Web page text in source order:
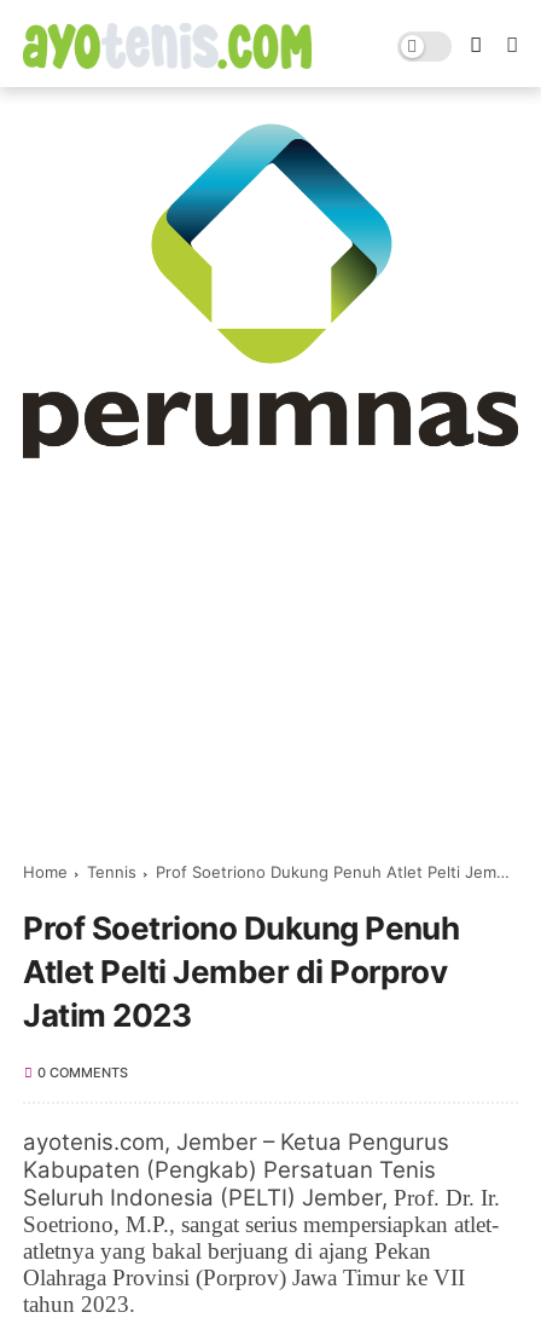
Home Tennis Prof Soetriono Dukung Penuh Atlet Pelti Jember di Porprov Jatim 2023
Prof Soetriono Dukung Penuh
Atlet Pelti Jember di Porprov
Jatim 2023
0 COMMENTS
ayotenis.com, Jember –Ketua Pengurus
Kabupaten (Pengkab) Persatuan Tenis
Seluruh Indonesia (PELTI) Jember,Prof. Dr. Ir.
Soetriono, M.P., sangat serius mempersiapkan atlet-
atletnya yang bakal berjuang di ajang Pekan
Olahraga Provinsi (Porprov) Jawa Timur ke VII
tahun 2023.